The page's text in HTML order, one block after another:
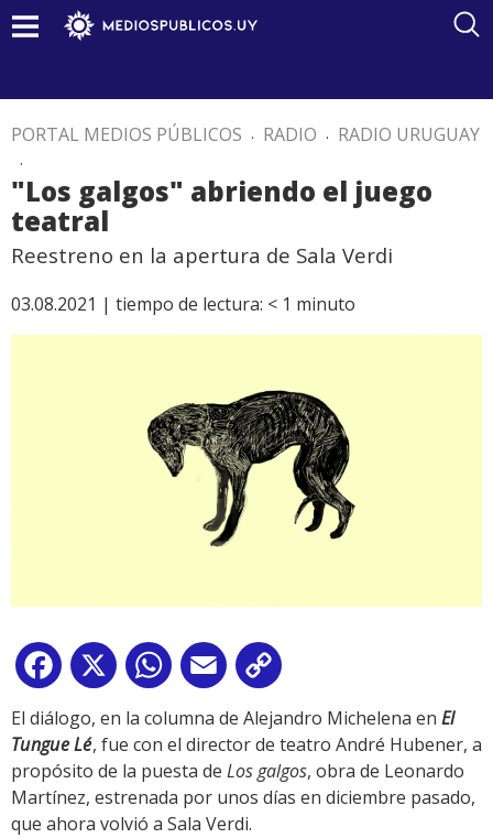
PORTAL MEDIOS PÚBLICOS . RADIO . RADIO URUGUAY
.
"Los galgos" abriendo el juego
teatral
Reestreno en la apertura de Sala Verdi
03.08.2021 | tiempo de lectura: < 1 minuto
Facebook
X WhatsApp
Email
Link
El diálogo, en la columna de Alejandro Michelena en El
Tungue Lé, fue con el director de teatro André Hubener, a
propósito de la puesta de Los galgos, obra de Leonardo
Martínez, estrenada por unos días en diciembre pasado,
que ahora volvió a Sala Verdi.